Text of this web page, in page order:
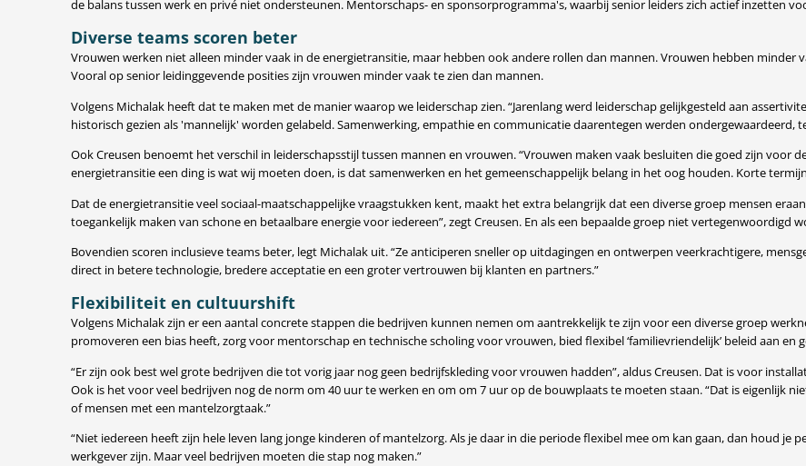
de balans tussen werk en privé niet ondersteunen. Mentorschaps- en sponsorprogramma's, waarbij senior leiders zich actief inzetten
Diverse teams scoren beter
Vrouwen werken niet alleen minder vaak in de energietransitie, maar hebben ook andere rollen dan mannen. Vrouwen hebben minder
Vooral op senior leidinggevende posities zijn vrouwen minder vaak te zien dan mannen.
Volgens Michalak heeft dat te maken met de manier waarop we leiderschap zien. “Jarenlang werd leiderschap gelijkgesteld aan
historisch gezien als 'mannelijk' worden gelabeld. Samenwerking, empathie en communicatie daarentegen werden ondergewaardeerd,
Ook Creusen benoemt het verschil in leiderschapsstijl tussen mannen en vrouwen. “Vrouwen maken vaak besluiten die goed zijn voor
energietransitie een ding is wat wij moeten doen, is dat samenwerken en het gemeenschappelijk belang in het oog houden. Korte
Dat de energietransitie veel sociaal-maatschappelijke vraagstukken kent, maakt het extra belangrijk dat een diverse groep mensen
toegankelijk maken van schone en betaalbare energie voor iedereen”, zegt Creusen. En als een bepaalde groep niet
Bovendien scoren inclusieve teams beter, legt Michalak uit. “Ze anticiperen sneller op uitdagingen en ontwerpen veerkrachtigere,
direct in betere technologie, bredere acceptatie en een groter vertrouwen bij klanten en partners.”
Flexibiliteit en cultuurshift
Volgens Michalak zijn er een aantal concrete stappen die bedrijven kunnen nemen om aantrekkelijk te zijn voor een diverse groep
promoveren een bias heeft, zorg voor mentorschap en technische scholing voor vrouwen, bied flexibel ‘familievriendelijk’ beleid aan
“Er zijn ook best wel grote bedrijven die tot vorig jaar nog geen bedrijfskleding voor vrouwen hadden”, aldus Creusen. Dat is voor
Ook is het voor veel bedrijven nog de norm om 40 uur te werken en om om 7 uur op de bouwplaats te moeten staan. “Dat is eigenlijk
of mensen met een mantelzorgtaak.”
“Niet iedereen heeft zijn hele leven lang jonge kinderen of mantelzorg. Als je daar in die periode flexibel mee om kan gaan, dan houd je
werkgever zijn. Maar veel bedrijven moeten die stap nog maken.”